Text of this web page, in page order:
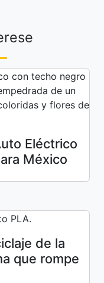
Eléctrico
México
de la
que rompe